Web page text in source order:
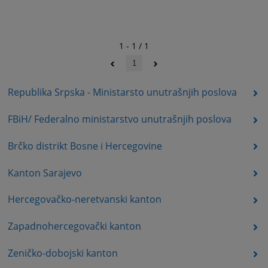
Republika Srpska - Ministarsto unutrašnjih poslova
FBiH/ Federalno ministarstvo unutrašnjih poslova
Brčko distrikt Bosne i Hercegovine
Kanton Sarajevo
Hercegovačko-neretvanski kanton
Zapadnohercegovački kanton
Zeničko-dobojski kanton
1 - 1 / 1
1